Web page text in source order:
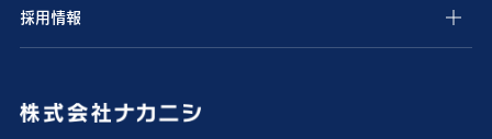
採用情報